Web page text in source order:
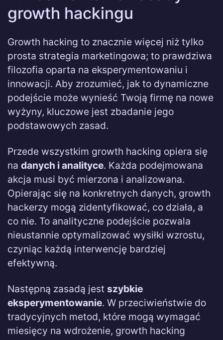
growth hackingu
Growth hacking to znacznie więcej niż tylko
prosta strategia marketingowa; to prawdziwa
filozofia oparta na eksperymentowaniu i
innowacji. Aby zrozumieć, jak to dynamiczne
podejście może wynieść Twoją firmę na nowe
wyżyny, kluczowe jest zbadanie jego
podstawowych zasad.
Przede wszystkim growth hacking opiera się
na danych i analityce. Każda podejmowana
akcja musi być mierzona i analizowana.
Opierając się na konkretnych danych, growth
hackerzy mogą zidentyfikować, co działa, a
co nie. To analityczne podejście pozwala
nieustannie optymalizować wysiłki wzrostu,
czyniąc każdą interwencję bardziej
efektywną.
Następną zasadą jest szybkie
eksperymentowanie. W przeciwieństwie do
tradycyjnych metod, które mogą wymagać
miesięcy na wdrożenie, growth hacking